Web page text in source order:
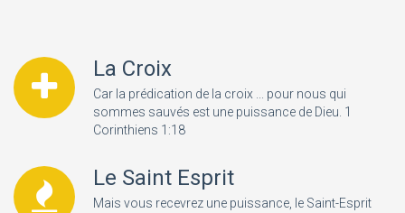
La Croix
Car la prédication de la croix ... pour nous qui
sommes sauvés est une puissance de Dieu. 1
Corinthiens 1:18
Le Saint Esprit
Mais vous recevrez une puissance, le Saint-Esprit